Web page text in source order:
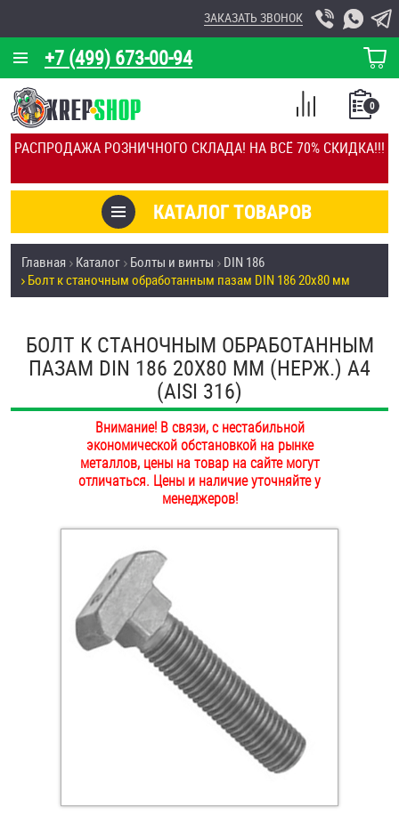
РАСПРОДАЖА РОЗНИЧНОГО СКЛАДА! НА ВСЁ 70% СКИДКА!!!
+7 (499) 673-00-94
ЗАКАЗАТЬ ЗВОНОК
КОРЗИНА
О КОМПАНИИ
КАЛЬКУЛЯТОР
ОТЗЫВЫ
УСЛУГИ
СКИДКИ
ОПТ
ПОКУПАТЕЛЯМ
ОПЛАТА И ДОСТАВКА
НАШИ МАГАЗИНЫ
КАТАЛОГ ТОВАРОВ
0
СПИСОК
СРАВНЕНИЕ
Товары со скидкой
Анкеры
Антивандальный крепёж, инструмент
Дюймовый крепёж
Заклепки (Гайки-Заклепки)
Крюки, кольца с метрической резьбой
Крюки, кольца с шурупной резьбой
Главная Каталог Болты и винты
DIN 186
Болт к станочным обработанным пазам DIN 186 20х80 мм
БОЛТ К СТАНОЧНЫМ ОБРАБОТАННЫМ
ПАЗАМ DIN 186 20Х80 ММ (НЕРЖ.) A4
(AISI 316)
Внимание! В связи, с нестабильной
экономической обстановкой на рынке
металлов, цены на товар на сайте могут
отличаться. Цены и наличие уточняйте у
менеджеров!